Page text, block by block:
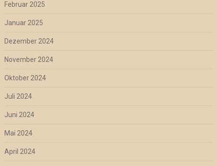
Februar 2025
Januar 2025
Dezember 2024
November 2024
Oktober 2024
Juli 2024
Juni 2024
Mai 2024
April 2024